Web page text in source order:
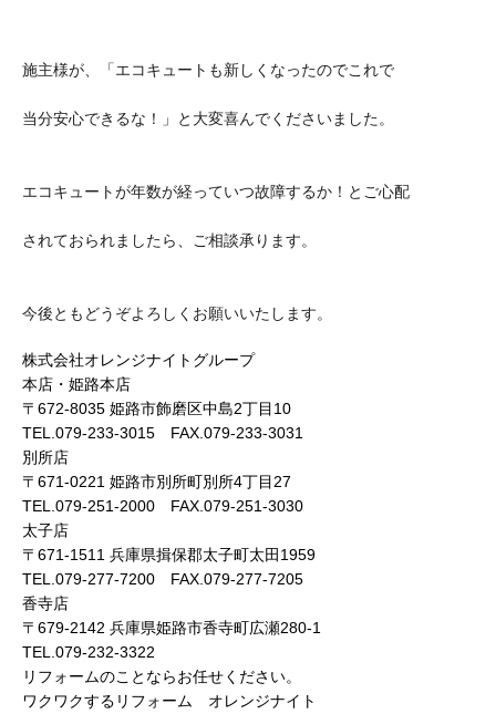
施主様が、「エコキュートも新しくなったのでこれで
当分安心できるな！」と大変喜んでくださいました。
エコキュートが年数が経っていつ故障するか！とご心配
されておられましたら、ご相談承ります。
今後ともどうぞよろしくお願いいたします。
株式会社オレンジナイトグループ
本店・姫路本店
〒672-8035 姫路市飾磨区中島2丁目10
TEL.079-233-3015 FAX.079-233-3031
別所店
〒671-0221 姫路市別所町別所4丁目27
TEL.079-251-2000 FAX.079-251-3030
太子店
〒671-1511 兵庫県揖保郡太子町太田1959
TEL.079-277-7200 FAX.079-277-7205
香寺店
〒679-2142 兵庫県姫路市香寺町広瀬280-1
TEL.079-232-3322
リフォームのことならお任せください。
ワクワクするリフォーム オレンジナイト